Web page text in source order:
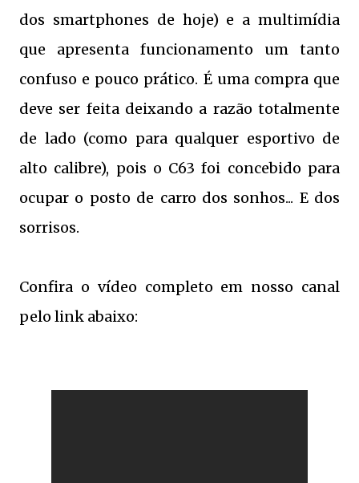
dos smartphones de hoje) e a multimídia
que apresenta funcionamento um tanto
confuso e pouco prático. É uma compra que
deve ser feita deixando a razão totalmente
de lado (como para qualquer esportivo de
alto calibre), pois o C63 foi concebido para
ocupar o posto de carro dos sonhos... E dos
sorrisos.
Confira o vídeo completo em nosso canal
pelo link abaixo: